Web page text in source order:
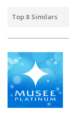
Top 8 Similars